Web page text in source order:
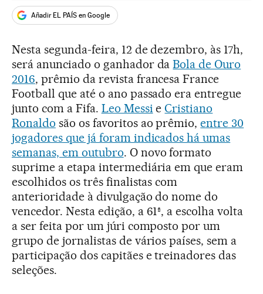
Añadir EL PAÍS en Google
Nesta segunda-feira, 12 de dezembro, às 17h,
será anunciado o ganhador daBola de Ouro
2016, prêmio da revista francesa France
Football que até o ano passado era entregue
junto com a Fifa. Leo Messi eCristiano
Ronaldo são os favoritos ao prêmio,entre 30
jogadores que já foram indicados há umas
semanas, em outubro. O novo formato
suprime a etapa intermediária em que eram
escolhidos os três finalistas com
anterioridade à divulgação do nome do
vencedor. Nesta edição, a 61ª, a escolha volta
a ser feita por um júri composto por um
grupo de jornalistas de vários países, sem a
participação dos capitães e treinadores das
seleções.